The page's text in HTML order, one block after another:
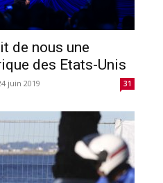
de nous une
des Etats-Unis
juin 2019 31